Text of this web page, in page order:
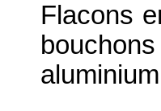
Flacons